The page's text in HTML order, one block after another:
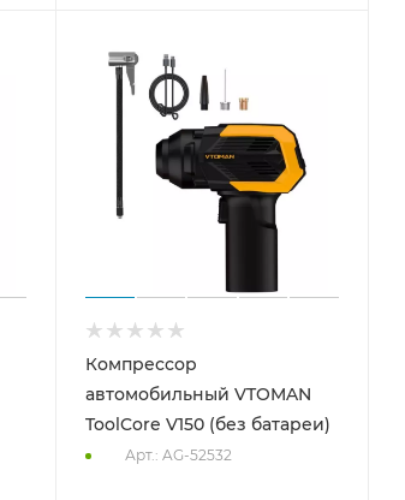
Компрессор
автомобильный VTOMAN
ToolCore V150 (без батареи)
Арт.: AG-52532